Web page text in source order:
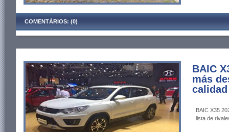
COMENTÁRIOS: (0)
BAIC
más
calidad
BAIC X35
lista de